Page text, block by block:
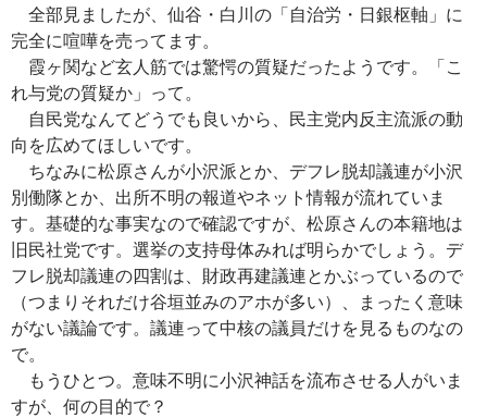
全部見ましたが、仙谷・白川の「自治労・日銀枢軸」に
完全に喧嘩を売ってます。
霞ヶ関など玄人筋では驚愕の質疑だったようです。「こ
れ与党の質疑か」って。
自民党なんてどうでも良いから、民主党内反主流派の動
向を広めてほしいです。
ちなみに松原さんが小沢派とか、デフレ脱却議連が小沢
別働隊とか、出所不明の報道やネット情報が流れていま
す。基礎的な事実なので確認ですが、松原さんの本籍地は
旧民社党です。選挙の支持母体みれば明らかでしょう。デ
フレ脱却議連の四割は、財政再建議連とかぶっているので
（つまりそれだけ谷垣並みのアホが多い）、まったく意味
がない議論です。議連って中核の議員だけを見るものなの
で。
もうひとつ。意味不明に小沢神話を流布させる人がいま
すが、何の目的で？